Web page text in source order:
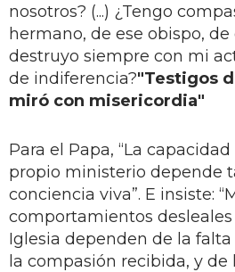
nosotros? (...) ¿Tengo
hermano, de ese obispo, de
destruyo siempre con mi
de indiferencia?"Testigos
miró con misericordia"
Para el Papa, “La
propio ministerio depende
conciencia viva”. E insiste:
comportamientos
Iglesia dependen de la
la compasión recibida, y